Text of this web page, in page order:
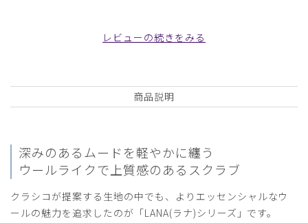
166-170cm 体重:56-60kg
着用初日、職場の方々から信じられないくらい多くのお褒め
の言葉をいただきました。普段は白衣を着用していたので膨
せ効果抜群なんですね。
商品： L34レディース:スクラブパンツ・LANA/ディープ
役に立った 0
レビューの続きをみる
商品説明
深みのあるムードを軽やかに纏う
ウールライクで上質感のあるスクラブ
クラシコが提案する生地の中でも、よりエッセンシャルなウ
ールの魅力を追求したのが「LANA(ラナ)シリーズ」です。